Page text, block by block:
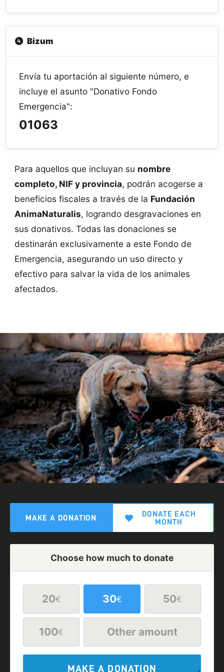
Bizum
Envía tu aportación al siguiente número, e
incluye el asunto "Donativo Fondo
Emergencia":
01063
Para aquellos que incluyan su nombre
completo, NIF y provincia, podrán acogerse a
beneficios fiscales a través de la Fundación
AnimaNaturalis, logrando desgravaciones en
sus donativos. Todas las donaciones se
destinarán exclusivamente a este Fondo de
Emergencia, asegurando un uso directo y
efectivo para salvar la vida de los animales
afectados.
MAKE A DONATION
DONATE EACH
MONTH
Choose how much to donate
20€ 30€ 50€
100€ Other amount
MAKE A DONATION